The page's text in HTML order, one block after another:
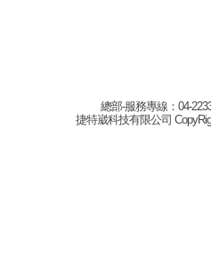
總部-服務專線：04-
捷特崴科技有限公司